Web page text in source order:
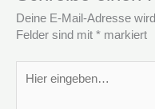
Deine E-Mail-Adresse
Felder sind mit * markiert
eingeben…